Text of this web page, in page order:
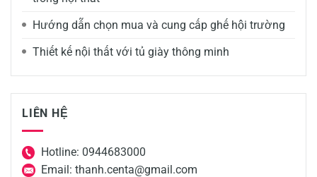
Hướng dẫn chọn mua và cung cấp ghế hội trường
Thiết kế nội thất với tủ giày thông minh
LIÊN HỆ
Hotline: 0944683000
Email: thanh.centa@gmail.com